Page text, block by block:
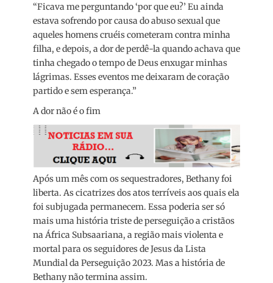
“Ficava me perguntando ‘por que eu?’ Eu ainda
estava sofrendo por causa do abuso sexual que
aqueles homens cruéis cometeram contra minha
filha, e depois, a dor de perdê-la quando achava que
tinha chegado o tempo de Deus enxugar minhas
lágrimas. Esses eventos me deixaram de coração
partido e sem esperança.”
A dor não é o fim
Após um mês com os sequestradores, Bethany foi
liberta. As cicatrizes dos atos terríveis aos quais ela
foi subjugada permanecem. Essa poderia ser só
mais uma história triste de perseguição a cristãos
na África Subsaariana, a região mais violenta e
mortal para os seguidores de Jesus da Lista
Mundial da Perseguição 2023. Mas a história de
Bethany não termina assim.